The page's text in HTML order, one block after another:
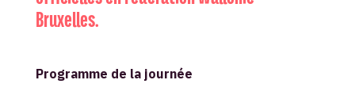
Bruxelles.
Programme de la journée